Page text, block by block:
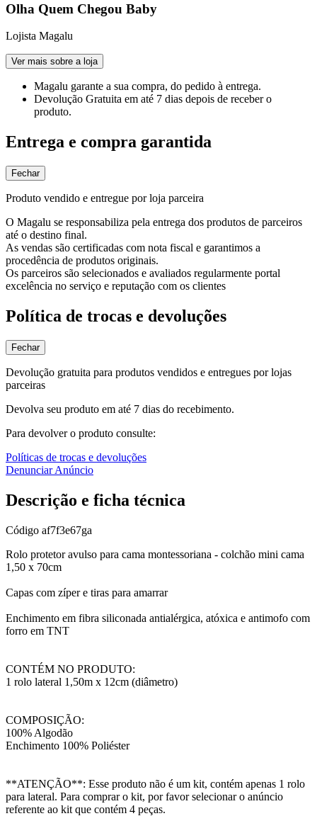
Olha Quem Chegou Baby
Lojista Magalu
Ver mais sobre a loja
Magalu garante a sua compra, do pedido à entrega.
Devolução Gratuita em até 7 dias depois de receber o
produto.
Entrega e compra garantida
Fechar
Produto vendido e entregue por loja parceira
O Magalu se responsabiliza pela entrega dos produtos de parceiros
até o destino final.
As vendas são certificadas com nota fiscal e garantimos a
procedência de produtos originais.
Os parceiros são selecionados e avaliados regularmente portal
excelência no serviço e reputação com os clientes
Política de trocas e devoluções
Fechar
Devolução gratuita para produtos vendidos e entregues por lojas
parceiras
Devolva seu produto em até 7 dias do recebimento.
Para devolver o produto consulte:
Políticas de trocas e devoluções
Denunciar Anúncio
Descrição e ficha técnica
Código af7f3e67ga
Rolo protetor avulso para cama montessoriana - colchão mini cama
1,50 x 70cm
Capas com zíper e tiras para amarrar
Enchimento em fibra siliconada antialérgica, atóxica e antimofo com
forro em TNT
CONTÉM NO PRODUTO:
1 rolo lateral 1,50m x 12cm (diâmetro)
COMPOSIÇÃO:
100% Algodão
Enchimento 100% Poliéster
**ATENÇÃO**: Esse produto não é um kit, contém apenas 1 rolo
para lateral. Para comprar o kit, por favor selecionar o anúncio
referente ao kit que contém 4 peças.